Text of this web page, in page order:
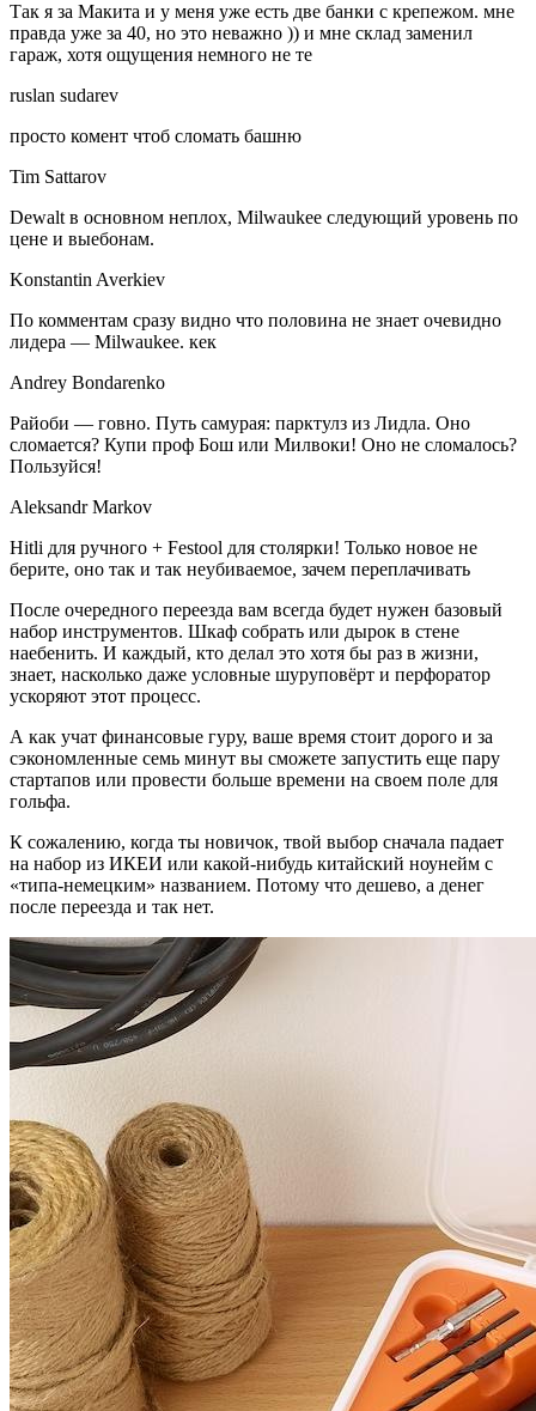
Так я за Макита и у меня уже есть две банки с крепежом. мне
правда уже за 40, но это неважно )) и мне склад заменил
гараж, хотя ощущения немного не те
ruslan sudarev
просто комент чтоб сломать башню
Tim Sattarov
Dewalt в основном неплох, Milwaukee следующий уровень по
цене и выебонам.
Konstantin Averkiev
По комментам сразу видно что половина не знает очевидно
лидера — Milwaukee. кек
Andrey Bondarenko
Райоби — говно. Путь самурая: парктулз из Лидла. Оно
сломается? Купи проф Бош или Милвоки! Оно не сломалось?
Пользуйся!
Aleksandr Markov
Hitli для ручного + Festool для столярки! Только новое не
берите, оно так и так неубиваемое, зачем переплачивать
После очередного переезда вам всегда будет нужен базовый
набор инструментов. Шкаф собрать или дырок в стене
наебенить. И каждый, кто делал это хотя бы раз в жизни,
знает, насколько даже условные шуруповёрт и перфоратор
ускоряют этот процесс.
А как учат финансовые гуру, ваше время стоит дорого и за
сэкономленные семь минут вы сможете запустить еще пару
стартапов или провести больше времени на своем поле для
гольфа.
К сожалению, когда ты новичок, твой выбор сначала падает
на набор из ИКЕИ или какой-нибудь китайский ноунейм с
«типа-немецким» названием. Потому что дешево, а денег
после переезда и так нет.